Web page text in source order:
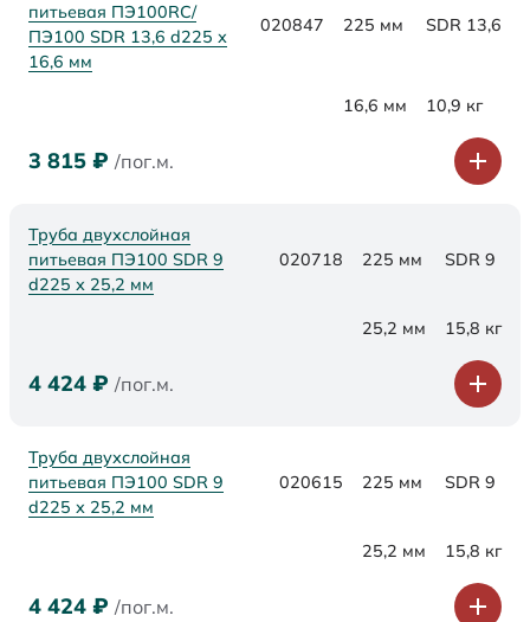
питьевая ПЭ100RC/
ПЭ100 SDR 13,6 d225 х
16,6 мм
020847 225 мм SDR 13,6
16,6 мм 10,9 кг
3 815 ₽ /пог.м.
Труба двухслойная
питьевая ПЭ100 SDR 9
d225 х 25,2 мм
020718 225 мм SDR 9
25,2 мм 15,8 кг
4 424 ₽ /пог.м.
Труба двухслойная
питьевая ПЭ100 SDR 9
d225 х 25,2 мм
020615 225 мм SDR 9
25,2 мм 15,8 кг
4 424 ₽ /пог.м.